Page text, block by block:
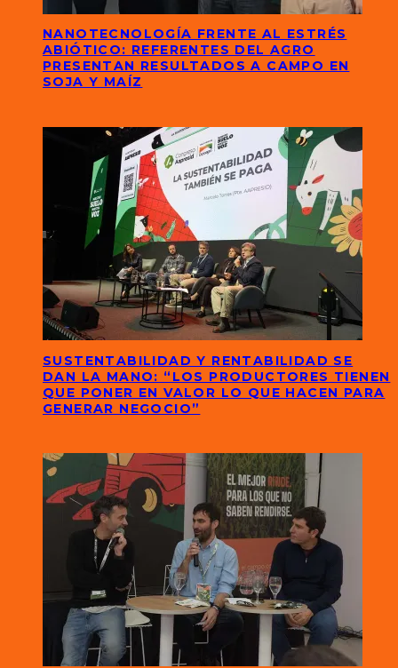
NANOTECNOLOGÍA FRENTE AL ESTRÉS
ABIÓTICO: REFERENTES DEL AGRO
PRESENTAN RESULTADOS A CAMPO EN
SOJA Y MAÍZ
SUSTENTABILIDAD Y RENTABILIDAD SE
DAN LA MANO: “LOS PRODUCTORES TIENEN
QUE PONER EN VALOR LO QUE HACEN PARA
GENERAR NEGOCIO”